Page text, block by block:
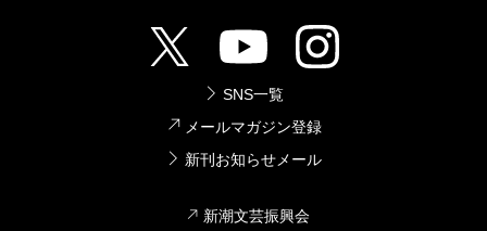
SNS一覧
メールマガジン登録
新刊お知らせメール
新潮文芸振興会